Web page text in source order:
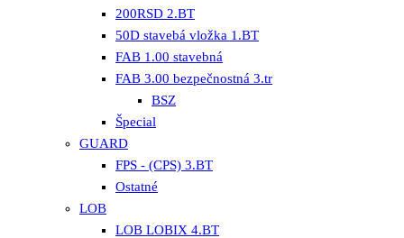
200RSD 2.BT
50D stavebá vložka 1.BT
FAB 1.00 stavebná
FAB 3.00 bezpečnostná 3.tr
BSZ
Špecial
GUARD
FPS - (CPS) 3.BT
Ostatné
LOB
LOB LOBIX 4.BT